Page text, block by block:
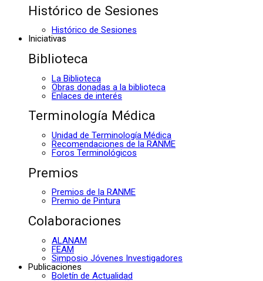
Histórico de Sesiones
Histórico de Sesiones
Iniciativas
Biblioteca
La Biblioteca
Obras donadas a la biblioteca
Enlaces de interés
Terminología Médica
Unidad de Terminología Médica
Recomendaciones de la RANME
Foros Terminológicos
Premios
Premios de la RANME
Premio de Pintura
Colaboraciones
ALANAM
FEAM
Simposio Jóvenes Investigadores
Publicaciones
Boletín de Actualidad